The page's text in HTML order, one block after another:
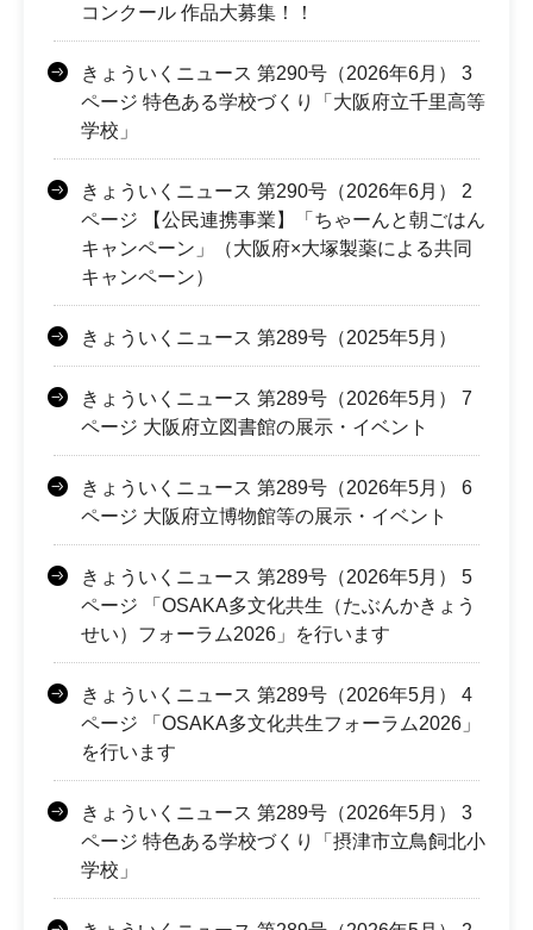
コンクール 作品大募集！！
きょういくニュース 第290号（2026年6月） 3
ページ 特色ある学校づくり「大阪府立千里高等
学校」
きょういくニュース 第290号（2026年6月） 2
ページ 【公民連携事業】「ちゃーんと朝ごはん
キャンペーン」（大阪府×大塚製薬による共同
キャンペーン）
きょういくニュース 第289号（2025年5月）
きょういくニュース 第289号（2026年5月） 7
ページ 大阪府立図書館の展示・イベント
きょういくニュース 第289号（2026年5月） 6
ページ 大阪府立博物館等の展示・イベント
きょういくニュース 第289号（2026年5月） 5
ページ 「OSAKA多文化共生（たぶんかきょう
せい）フォーラム2026」を行います
きょういくニュース 第289号（2026年5月） 4
ページ 「OSAKA多文化共生フォーラム2026」
を行います
きょういくニュース 第289号（2026年5月） 3
ページ 特色ある学校づくり「摂津市立鳥飼北小
学校」